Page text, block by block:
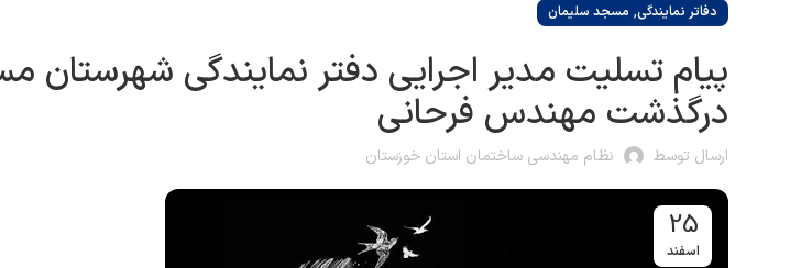
دفاتر نمایندگی, مسجد سلیمان
پيام تسليت مدیر اجرایی دفتر نمایندگی شهرستان
درگذشت مهندس فرحانى
ارسال توسط نظام مهندسی ساختمان استان خوزستان
25
اسفند